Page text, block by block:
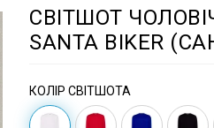
СВІТШОТ
SANTA BIKER
КОЛІР СВІТШОТА